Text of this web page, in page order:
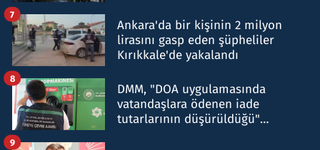
Ankara'da bir kişinin 2 milyon
lirasını gasp eden şüpheliler
Kırıkkale'de yakalandı
7
DMM, "DOA uygulamasında
vatandaşlara ödenen iade
tutarlarının düşürüldüğü"
8
9